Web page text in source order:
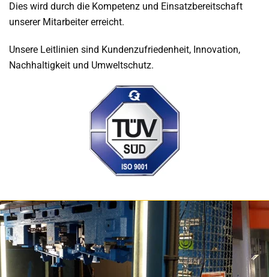
Dies wird durch die Kompetenz und Einsatzbereitschaft
unserer Mitarbeiter erreicht.
Unsere Leitlinien sind Kundenzufriedenheit, Innovation,
Nachhaltigkeit und Umweltschutz.